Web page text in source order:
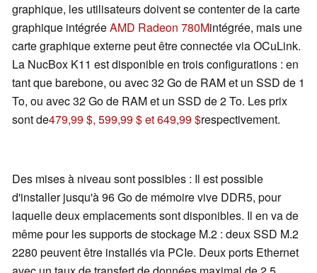
graphique, les utilisateurs doivent se contenter de la carte
graphique intégréeAMD Radeon 780Mintégrée, mais une
carte graphique externe peut être connectée via OCuLink.
La NucBox K11 est disponible en trois configurations : en
tant que barebone, ou avec 32 Go de RAM et un SSD de 1
To, ou avec 32 Go de RAM et un SSD de 2 To. Les prix
sont de479,99 $, 599,99 $ et 649,99 $respectivement.
Des mises à niveau sont possibles : Il est possible
d'installer jusqu'à 96 Go de mémoire vive DDR5, pour
laquelle deux emplacements sont disponibles. Il en va de
même pour les supports de stockage M.2 : deux SSD M.2
2280 peuvent être installés via PCIe. Deux ports Ethernet